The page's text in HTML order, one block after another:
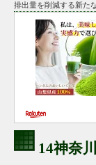
排出量を削減する新た
14神奈